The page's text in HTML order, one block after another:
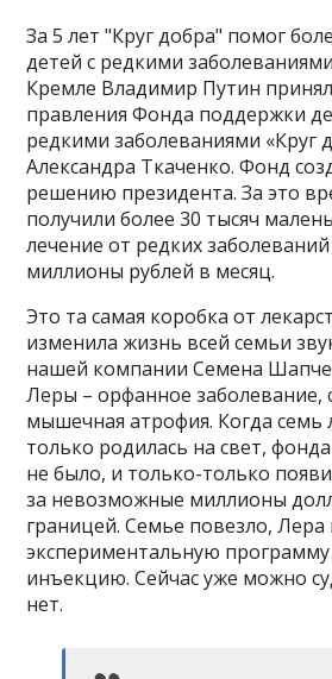
За 5 лет "Круг добра" помог
детей с редкими
Кремле Владимир Путин
правления Фонда поддержки
редкими заболеваниями «Круг
Александра Ткаченко. Фонд
решению президента. За это
получили более 30 тысяч
лечение от редких
миллионы рублей в месяц.
Это та самая коробка от
изменила жизнь всей семьи
нашей компании Семена
Леры – орфанное заболевание,
мышечная атрофия. Когда семь
только родилась на свет,
не было, и только-только
за невозможные миллионы
границей. Семье повезло, Лера
экспериментальную
инъекцию. Сейчас уже можно
нет.